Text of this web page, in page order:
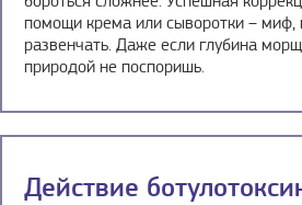
помощи крема или сыворотки – миф,
развенчать. Даже если глубина
природой не поспоришь.
Действие